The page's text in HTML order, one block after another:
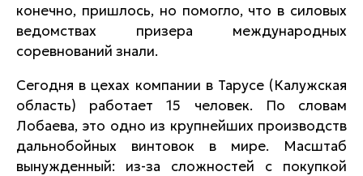
конечно, пришлось, но помогло, что в силовых
ведомствах призера международных
соревнований знали.
Сегодня в цехах компании в Тарусе (Калужская
область) работает 15 человек. По словам
Лобаева, это одно из крупнейших производств
дальнобойных винтовок в мире. Масштаб
вынужденный: из-за сложностей с покупкой